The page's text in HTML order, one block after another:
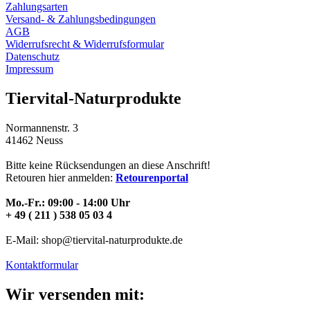
Zahlungsarten
Versand- & Zahlungsbedingungen
AGB
Widerrufsrecht & Widerrufsformular
Datenschutz
Impressum
Tiervital-Naturprodukte
Normannenstr. 3
41462 Neuss
Bitte keine Rücksendungen an diese Anschrift!
Retouren hier anmelden: Retourenportal
Mo.-Fr.: 09:00 - 14:00 Uhr
+ 49 ( 211 ) 538 05 03 4
E-Mail: shop@tiervital-naturprodukte.de
Kontaktformular
Wir versenden mit: